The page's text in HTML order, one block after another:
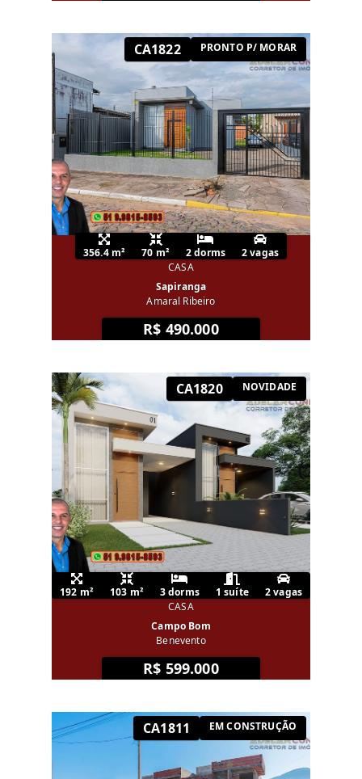
CA1822 PRONTO P/ MORAR
356.4 m² 70 m² 2 dorms
2 vagas
CASA
Sapiranga
Amaral Ribeiro
R$ 490.000
CA1820 NOVIDADE
192 m² 103 m² 3 dorms 1 suíte
2 vagas
CASA
Campo Bom
Benevento
R$ 599.000
CA1811 EM CONSTRUÇÃO